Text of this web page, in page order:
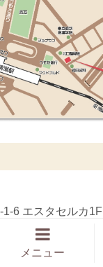
6 エスタセルカ1F
メニュー